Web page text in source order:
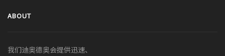
ABOUT
我们迪奥德奥会提供迅速、